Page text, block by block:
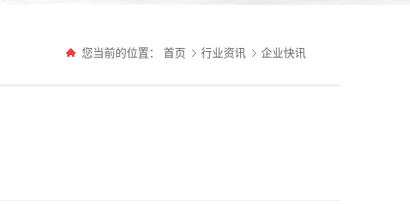
您当前的位置： 首页 行业资讯 企业快讯